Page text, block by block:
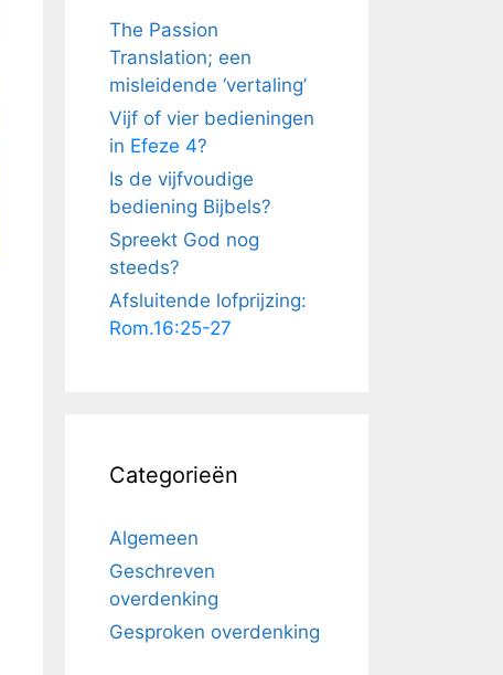
The Passion
Translation; een
misleidende ‘vertaling’
Vijf of vier bedieningen
in Efeze 4?
Is de vijfvoudige
bediening Bijbels?
Spreekt God nog
steeds?
Afsluitende lofprijzing:
Rom.16:25-27
Categorieën
Algemeen
Geschreven
overdenking
Gesproken overdenking